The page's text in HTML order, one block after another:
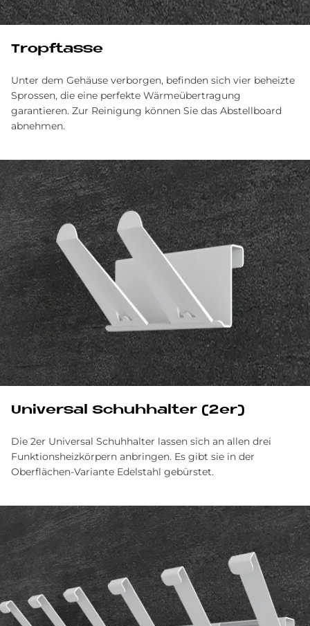
Tropf­tas­se
Unter dem Gehäuse verborgen, befinden sich vier beheizte
Sprossen, die eine perfekte Wärmeübertragung
garantieren. Zur Reinigung können Sie das Abstellboard
abnehmen.
Uni­ver­sal Schuh­hal­ter (2er)
Die 2er Universal Schuhhalter lassen sich an allen drei
Funktionsheizkörpern anbringen. Es gibt sie in der
Oberflächen-Variante Edelstahl gebürstet.